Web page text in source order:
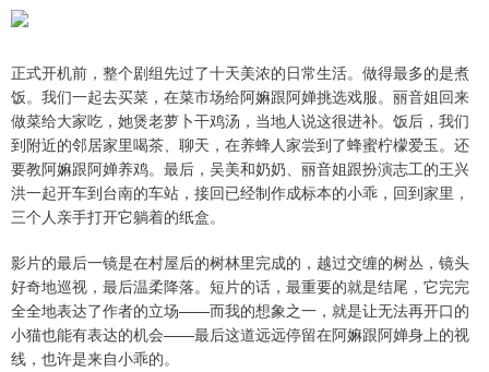
正式开机前，整个剧组先过了十天美浓的日常生活。做得最多的是煮
饭。我们一起去买菜，在菜市场给阿嫲跟阿婵挑选戏服。丽音姐回来
做菜给大家吃，她煲老萝卜干鸡汤，当地人说这很进补。饭后，我们
到附近的邻居家里喝茶、聊天，在养蜂人家尝到了蜂蜜柠檬爱玉。还
要教阿嫲跟阿婵养鸡。最后，吴美和奶奶、丽音姐跟扮演志工的王兴
洪一起开车到台南的车站，接回已经制作成标本的小乖，回到家里，
三个人亲手打开它躺着的纸盒。
影片的最后一镜是在村屋后的树林里完成的，越过交缠的树丛，镜头
好奇地巡视，最后温柔降落。短片的话，最重要的就是结尾，它完完
全全地表达了作者的立场——而我的想象之一，就是让无法再开口的
小猫也能有表达的机会——最后这道远远停留在阿嫲跟阿婵身上的视
线，也许是来自小乖的。